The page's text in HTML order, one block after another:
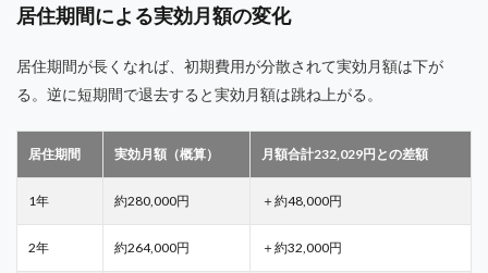
居住期間による実効月額の変化
居住期間が長くなれば、初期費用が分散されて実効月額は下が
る。逆に短期間で退去すると実効月額は跳ね上がる。
居住期間 実効月額（概算） 月額合計232,029円との差額
1年 約280,000円 ＋約48,000円
2年 約264,000円 ＋約32,000円